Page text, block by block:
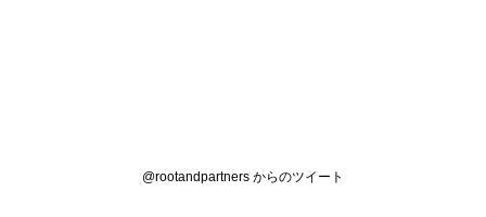
@rootandpartners からのツイート